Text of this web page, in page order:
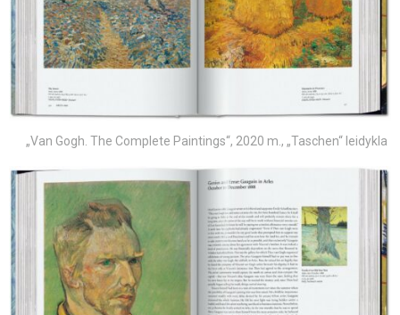
„Van Gogh. The Complete Paintings“, 2020 m., „Taschen“ leidykla